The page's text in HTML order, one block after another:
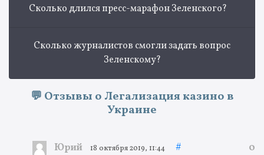
Сколько длился пресс-марафон Зеленского?
Сколько журналистов смогли задать вопрос
Зеленскому?
💬 Отзывы о Легализация казино в
Украине
Юрий 18 октября 2019, 11:44 #
0